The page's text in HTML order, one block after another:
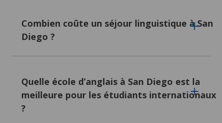
Combien coûte un séjour linguistique à San
Diego ?
partenaires à San Diego coûte environ 255
EUR par semaine. L’emplacement, les
installations, la durée du cours et les services
supplémentaires peuvent tous influencer le
Quelle école d’anglais à San Diego est la
meilleure pour les étudiants internationaux
?